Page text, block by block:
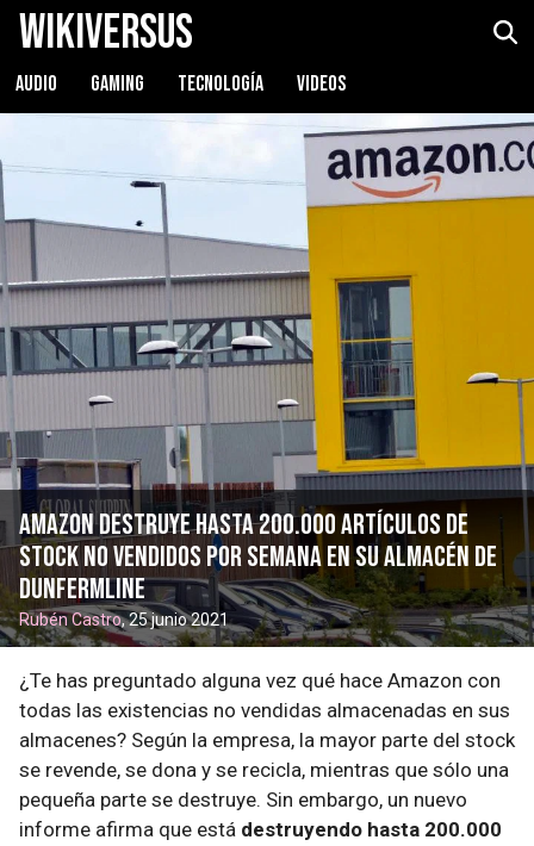
WikiVersus
AUDIO GAMING TECNOLOGÍA VIDEOS
Amazon destruye hasta 200.000 artículos de
stock no vendidos por semana en su almacén de
Dunfermline
Rubén Castro, 25 junio 2021
¿Te has preguntado alguna vez qué hace Amazon con
todas las existencias no vendidas almacenadas en sus
almacenes? Según la empresa, la mayor parte del stock
se revende, se dona y se recicla, mientras que sólo una
pequeña parte se destruye. Sin embargo, un nuevo
informe afirma que está destruyendo hasta 200.000